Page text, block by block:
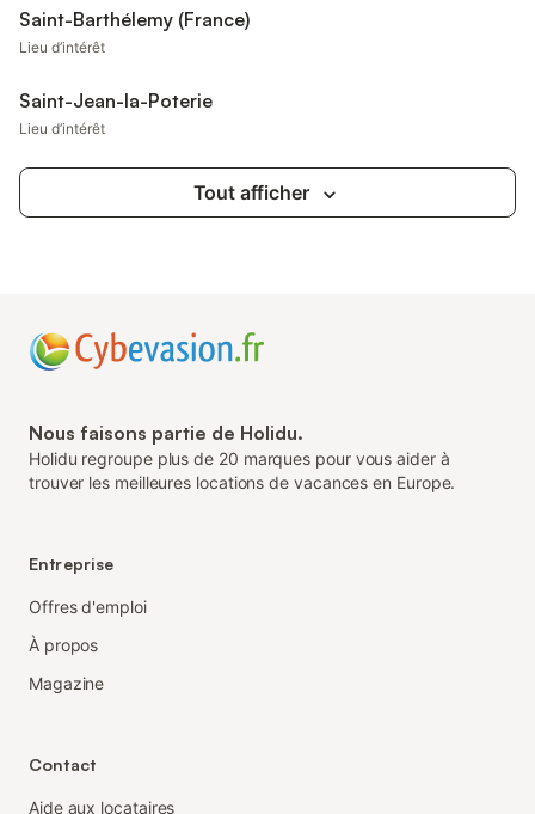
Saint-Barthélemy (France)
Lieu d’intérêt
Saint-Jean-la-Poterie
Lieu d’intérêt
Tout afficher
Nous faisons partie de Holidu.
Holidu regroupe plus de 20 marques pour vous aider à
trouver les meilleures locations de vacances en Europe.
Entreprise
Offres d'emploi
À propos
Magazine
Contact
Aide aux locataires